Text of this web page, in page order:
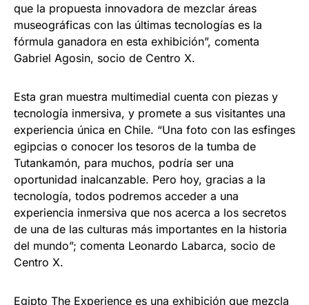
que la propuesta innovadora de mezclar áreas
museográficas con las últimas tecnologías es la
fórmula ganadora en esta exhibición”, comenta
Gabriel Agosin, socio de Centro X.
Esta gran muestra multimedial cuenta con piezas y
tecnología inmersiva, y promete a sus visitantes una
experiencia única en Chile. “Una foto con las esfinges
egipcias o conocer los tesoros de la tumba de
Tutankamón, para muchos, podría ser una
oportunidad inalcanzable. Pero hoy, gracias a la
tecnología, todos podremos acceder a una
experiencia inmersiva que nos acerca a los secretos
de una de las culturas más importantes en la historia
del mundo”; comenta Leonardo Labarca, socio de
Centro X.
Egipto The Experience es una exhibición que mezcla